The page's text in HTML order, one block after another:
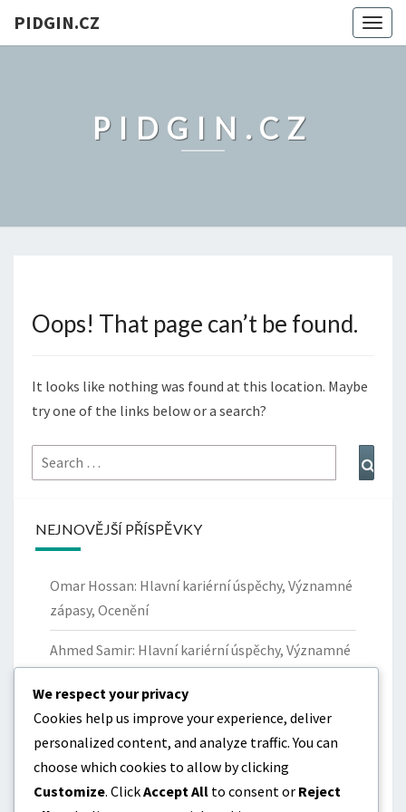
PIDGIN.CZ
PIDGIN.CZ
Oops! That page can’t be found.
It looks like nothing was found at this location. Maybe
try one of the links below or a search?
Search
for:
NEJNOVĚJŠÍ PŘÍSPĚVKY
Omar Hossan: Hlavní kariérní úspěchy, Významné
zápasy, Ocenění
Ahmed Samir: Hlavní kariérní úspěchy, Významné
Yazan Al-Naimat: Příspěvky k národnímu týmu
Jordánska, Klíčové zápasy, Statistika
Omar Hossan: Mezinárodní vystoupení,
Významné zápasy, Dopad
We respect your privacy
Cookies help us improve your experience, deliver
personalized content, and analyze traffic. You can
choose which cookies to allow by clicking
Customize. ClickAccept All to consent or Reject